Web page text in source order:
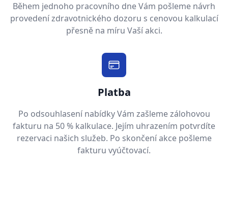
Během jednoho pracovního dne Vám pošleme návrh
provedení zdravotnického dozoru s cenovou kalkulací
přesně na míru Vaší akci.
Platba
Po odsouhlasení nabídky Vám zašleme zálohovou
fakturu na 50 % kalkulace. Jejím uhrazením potvrdíte
rezervaci našich služeb. Po skončení akce pošleme
fakturu vyúčtovací.